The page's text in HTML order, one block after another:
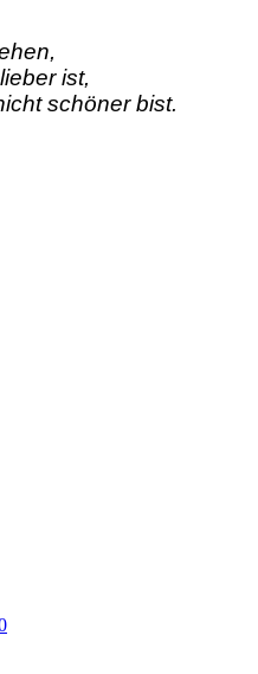
ist,
schöner bist.